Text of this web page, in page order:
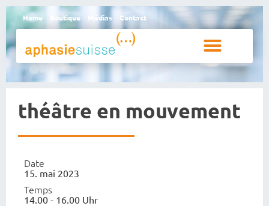
Home Boutique Médias Contact
théâtre en mouvement
Date
15. mai 2023
Temps
14.00 - 16.00 Uhr